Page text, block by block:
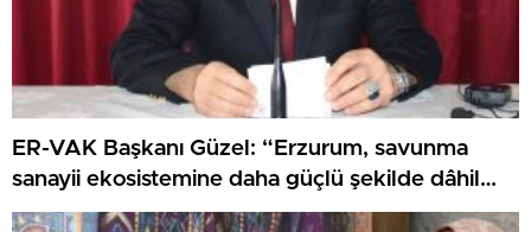
ER-VAK Başkanı Güzel: “Erzurum, savunma
sanayii ekosistemine daha güçlü şekilde dâhil
edilmeli”..